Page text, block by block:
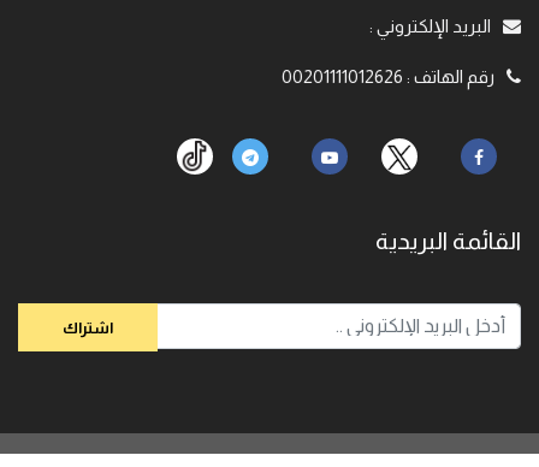
البريد الإلكتروني :
رقم الهاتف :
00201111012626
القائمة البريدية